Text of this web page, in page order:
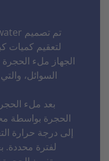
لتعقيم كميات
بعد ملء
الحجرة بواسطة
إلى درجة حرارة
لفترة محددة.